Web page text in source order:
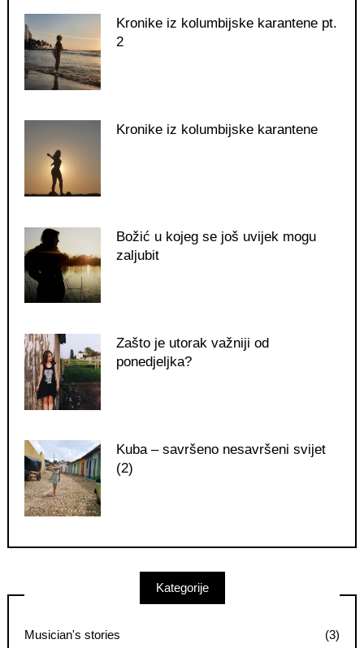
Kronike iz kolumbijske karantene pt.
2
Kronike iz kolumbijske karantene
Božić u kojeg se još uvijek mogu
zaljubit
Zašto je utorak važniji od
ponedjeljka?
Kuba – savršeno nesavršeni svijet
(2)
Kategorije
Musician's stories (3)